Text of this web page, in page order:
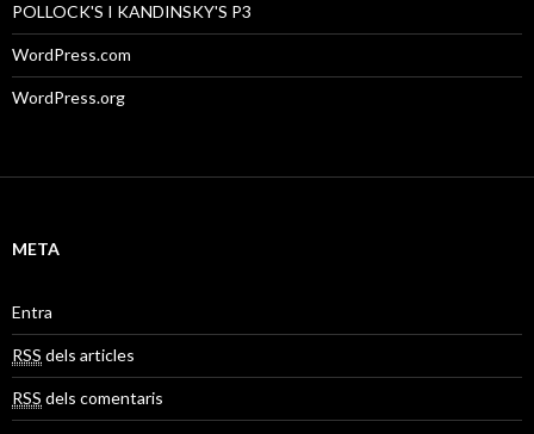
POLLOCK'S I KANDINSKY'S P3
WordPress.com
WordPress.org
META
Entra
RSS dels articles
RSS dels comentaris